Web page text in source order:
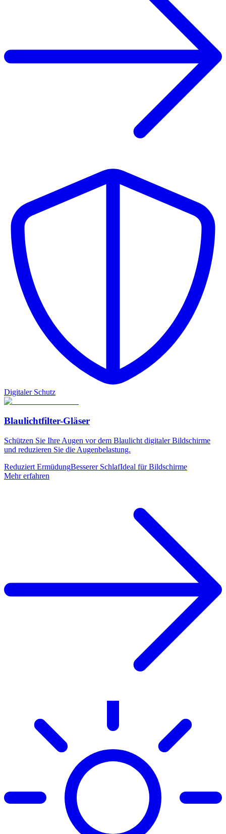
Digitaler Schutz
Blaulichtfilter-Gläser
Schützen Sie Ihre Augen vor dem Blaulicht digitaler Bildschirme
und reduzieren Sie die Augenbelastung.
Reduziert ErmüdungBesserer SchlafIdeal für Bildschirme
Mehr erfahren